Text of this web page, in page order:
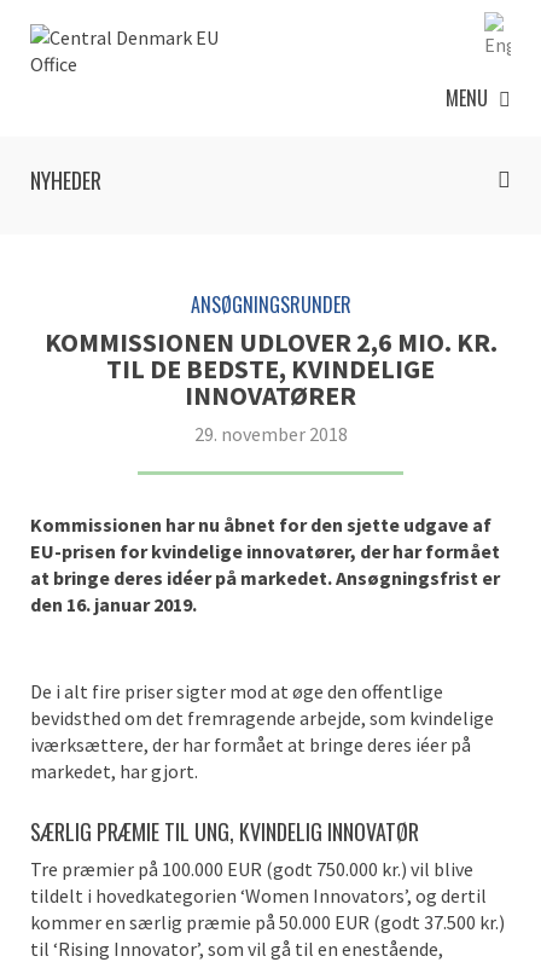
MENU
NYHEDER
ANSØGNINGSRUNDER
KOMMISSIONEN UDLOVER 2,6 MIO. KR.
TIL DE BEDSTE, KVINDELIGE
INNOVATØRER
29. november 2018
Kommissionen har nu åbnet for den sjette udgave af
EU-prisen for kvindelige innovatører, der har formået
at bringe deres idéer på markedet. Ansøgningsfrist er
den 16. januar 2019.
De i alt fire priser sigter mod at øge den offentlige
bevidsthed om det fremragende arbejde, som kvindelige
iværksættere, der har formået at bringe deres iéer på
markedet, har gjort.
SÆRLIG PRÆMIE TIL UNG, KVINDELIG INNOVATØR
Tre præmier på 100.000 EUR (godt 750.000 kr.) vil blive
tildelt i hovedkategorien ‘Women Innovators’, og dertil
kommer en særlig præmie på 50.000 EUR (godt 37.500 kr.)
til ‘Rising Innovator’, som vil gå til en enestående,